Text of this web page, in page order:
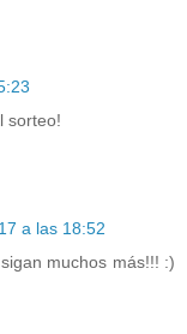
sorteo!
a las 18:52
muchos más!!! :)